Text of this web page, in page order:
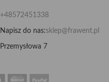
+48572451338
Napisz do nas:sklep@frawent.pl
Przemysłowa 7